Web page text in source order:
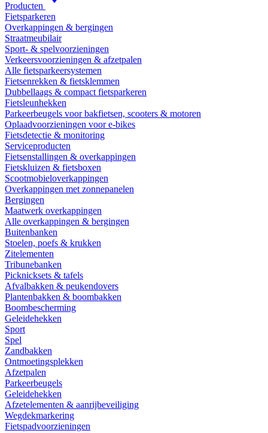
Producten
Fietsparkeren
Overkappingen & bergingen
Straatmeubilair
Sport- & spelvoorzieningen
Verkeersvoorzieningen & afzetpalen
Alle fietsparkeersystemen
Fietsenrekken & fietsklemmen
Dubbellaags & compact fietsparkeren
Fietsleunhekken
Parkeerbeugels voor bakfietsen, scooters & motoren
Oplaadvoorzieningen voor e-bikes
Fietsdetectie & monitoring
Serviceproducten
Fietsenstallingen & overkappingen
Fietskluizen & fietsboxen
Scootmobieloverkappingen
Overkappingen met zonnepanelen
Bergingen
Maatwerk overkappingen
Alle overkappingen & bergingen
Buitenbanken
Stoelen, poefs & krukken
Zitelementen
Tribunebanken
Picknicksets & tafels
Afvalbakken & peukendovers
Plantenbakken & boombakken
Boombescherming
Geleidehekken
Sport
Spel
Zandbakken
Ontmoetingsplekken
Afzetpalen
Parkeerbeugels
Geleidehekken
Afzetelementen & aanrijbeveiliging
Wegdekmarkering
Fietspadvoorzieningen